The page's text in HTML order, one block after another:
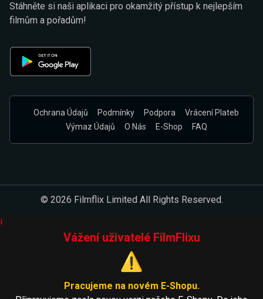
Stáhněte si naši aplikaci pro okamžitý přístup k nejlepším
filmům a pořadům!
Ochrana Údajů Podmínky Podpora
Vrácení Plateb
Výmaz Údajů
O Nás E-Shop FAQ
© 2026 Filmflix Limited All Rights Reserved.
i
Vážení uživatelé FilmFlixu
⚠️
Pracujeme na novém E-Shopu.